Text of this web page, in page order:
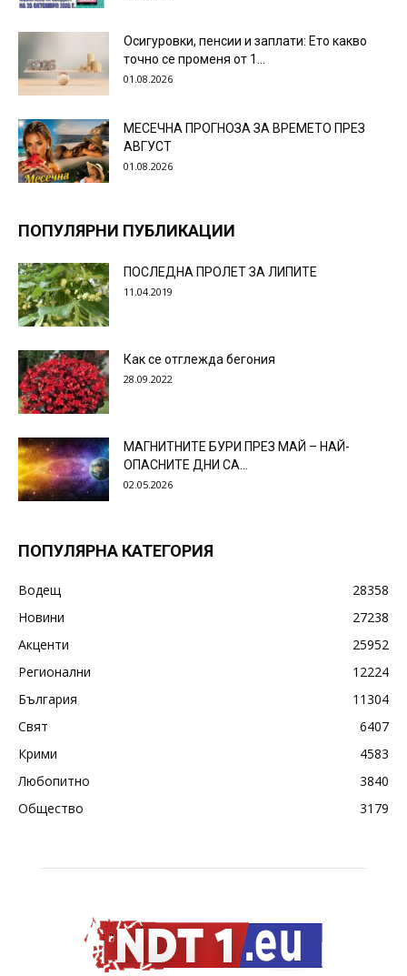
Осигуровки, пенсии и заплати: Ето какво
точно се променя от 1...
01.08.2026
МЕСЕЧНА ПРОГНОЗА ЗА ВРЕМЕТО ПРЕЗ
АВГУСТ
01.08.2026
ПОПУЛЯРНИ ПУБЛИКАЦИИ
ПОСЛЕДНА ПРОЛЕТ ЗА ЛИПИТЕ
11.04.2019
Как се отглежда бегония
28.09.2022
МАГНИТНИТЕ БУРИ ПРЕЗ МАЙ – НАЙ-
ОПАСНИТЕ ДНИ СА…
02.05.2026
ПОПУЛЯРНА КАТЕГОРИЯ
Водещ
28358
Новини
27238
Акценти
25952
Регионални
12224
България
11304
Свят
6407
Крими
4583
Любопитно
3840
Общество
3179